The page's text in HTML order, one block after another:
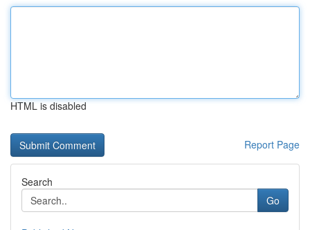
HTML is disabled
Report Page
Search
Go